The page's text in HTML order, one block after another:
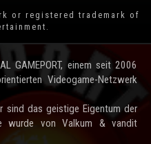
or registered trademark of
GAMEPORT, einem seit 2006
Videogame-Netzwerk
sind das geistige Eigentum der
wurde von Valkum & vandit